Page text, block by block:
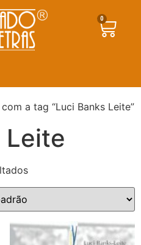
0
a tag “Luci Banks Leite”
Leite